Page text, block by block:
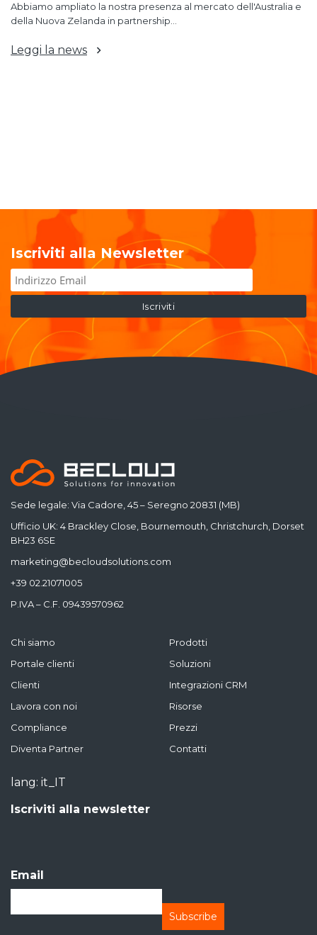
Abbiamo ampliato la nostra presenza al mercato dell'Australia e
della Nuova Zelanda in partnership...
Leggi la news
Iscriviti alla Newsletter
Sede legale: Via Cadore, 45 – Seregno 20831 (MB)
Ufficio UK: 4 Brackley Close, Bournemouth, Christchurch, Dorset
BH23 6SE
marketing@becloudsolutions.com
+39 02.21071005
P.IVA – C.F. 09439570962
Chi siamo
Portale clienti
Clienti
Lavora con noi
Compliance
Prodotti
Soluzioni
Integrazioni CRM
Risorse
Prezzi
Diventa Partner
Contatti
lang: it_IT
Iscriviti alla newsletter
Email